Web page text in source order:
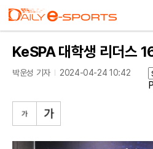
KeSPA 대학생 리더스
박운성 기자 2024-04-24 10:42